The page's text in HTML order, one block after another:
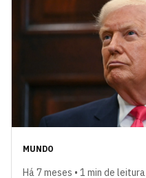
MUNDO
Há 7 meses • 1 min de leitura